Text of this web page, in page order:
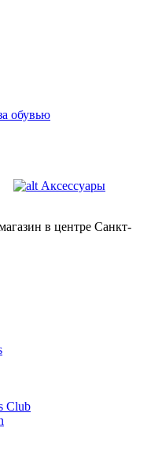
обувью
Аксессуары
в центре Санкт-
Club